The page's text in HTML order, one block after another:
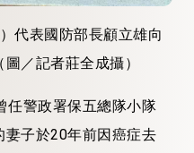
代表國防部長顧立雄向
／記者莊全成攝）
任警政署保五總隊小隊
子於20年前因癌症去